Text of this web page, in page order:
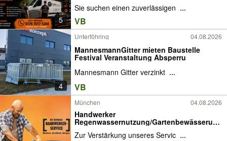
5
Sie suchen einen zuverlässigen ...
VB
4
Unterföhring 04.08.2026
MannesmannGitter mieten Baustelle
Festival Veranstaltung Absperru
Mannesmann Gitter verzinkt ...
VB
München 04.08.2026
Handwerker
Regenwassernutzung/Gartenbewässerung
/Erdtankinstallation
Zur Verstärkung unseres Servic ...